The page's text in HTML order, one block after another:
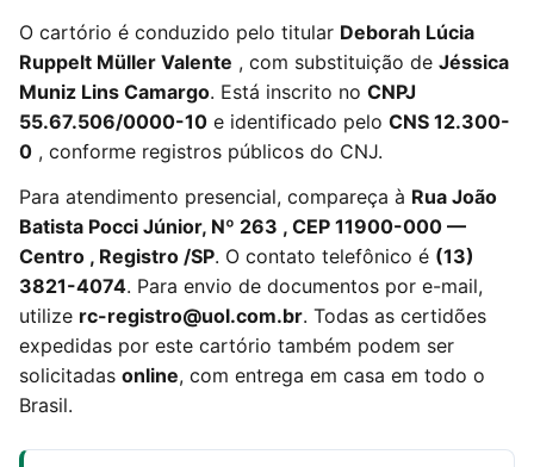
O cartório é conduzido pelo titular Deborah Lúcia
Ruppelt Müller Valente , com substituição de Jéssica
Muniz Lins Camargo. Está inscrito no CNPJ
55.67.506/0000-10 e identificado pelo CNS 12.300-
0 , conforme registros públicos do CNJ.
Para atendimento presencial, compareça à Rua João
Batista Pocci Júnior, Nº 263 , CEP 11900-000 —
Centro , Registro /SP. O contato telefônico é (13)
3821-4074. Para envio de documentos por e-mail,
utilize rc-registro@uol.com.br. Todas as certidões
expedidas por este cartório também podem ser
solicitadas online, com entrega em casa em todo o
Brasil.